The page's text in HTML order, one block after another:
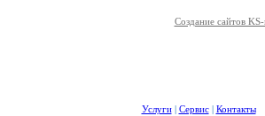
Создание сайтов
Услуги| Сервис| Контакты